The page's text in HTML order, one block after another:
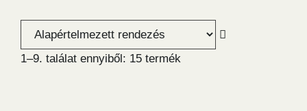
1–9. találat ennyiből: 15 termék